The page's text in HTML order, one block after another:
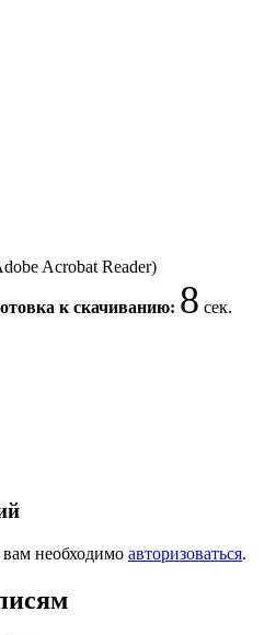
Acrobat Reader)
к скачиванию: 8 сек.
необходимо авторизоваться.